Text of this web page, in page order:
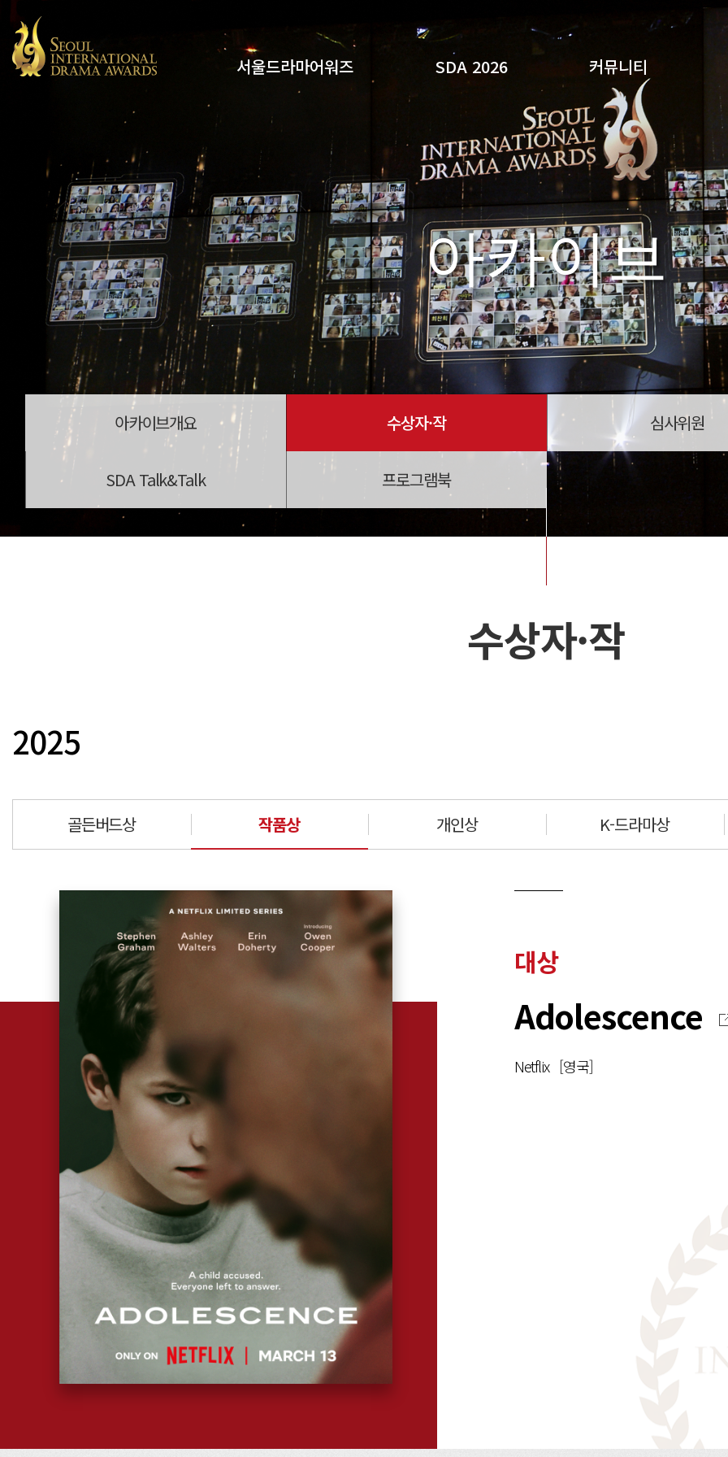
서울드라마어워즈 SDA 2026 커뮤니티
아카이브
아카이브개요 수상자·작 심사위원
SDA Talk&Talk 프로그램북
수상자·작
2025
골든버드상 작품상 개인상 K-드라마상
대상
Adolescence
Netflix [영국]
유튜브
인스타그램
x
페이스북